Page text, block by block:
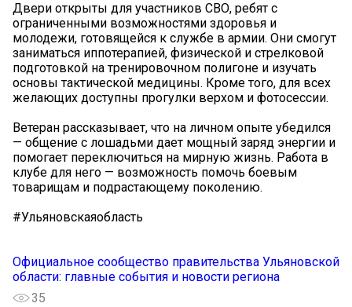
Двери открыты для участников СВО, ребят с
ограниченными возможностями здоровья и
молодежи, готовящейся к службе в армии. Они смогут
заниматься иппотерапией, физической и стрелковой
подготовкой на тренировочном полигоне и изучать
основы тактической медицины. Кроме того, для всех
желающих доступны прогулки верхом и фотосессии.
Ветеран рассказывает, что на личном опыте убедился
— общение с лошадьми дает мощный заряд энергии и
помогает переключиться на мирную жизнь. Работа в
клубе для него — возможность помочь боевым
товарищам и подрастающему поколению.
#Ульяновскаяобласть
Официальное сообщество правительства Ульяновской
области: главные события и новости региона
35